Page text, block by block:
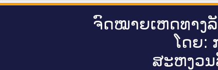
ຈົດ​ໝາຍ​ເຫດ​ທາງ​
ໂດຍ:
ສະ​ຫງວນ​